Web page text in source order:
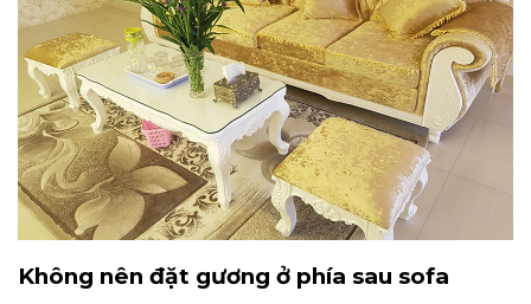
Không nên đặt gương ở phía sau sofa